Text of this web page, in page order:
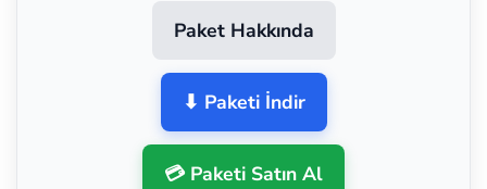
Paket Hakkında
⬇ Paketi İndir
💳 Paketi Satın Al